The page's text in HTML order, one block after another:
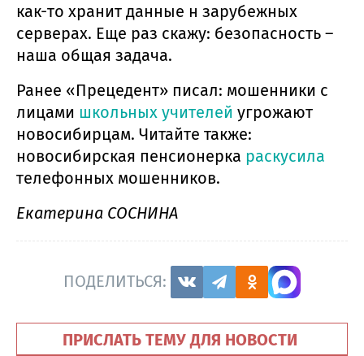
как-то хранит данные н зарубежных
серверах. Еще раз скажу: безопасность –
наша общая задача.
Ранее «Прецедент» писал: мошенники с
лицами школьных учителей угрожают
новосибирцам. Читайте также:
новосибирская пенсионерка раскусила
телефонных мошенников.
Екатерина СОСНИНА
ПОДЕЛИТЬСЯ:
ПРИСЛАТЬ ТЕМУ ДЛЯ НОВОСТИ